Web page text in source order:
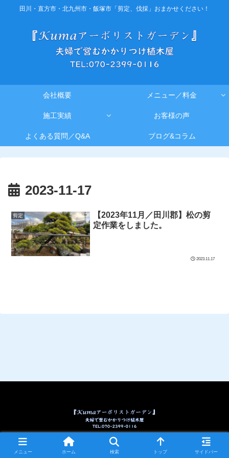
田川・直方市・北九州市・飯塚市「剪定、伐採」おまかせください！
会社概要 メニュー／料金
施工実績 お客様の声
よくある質問／Q&A ブログ&コラム
2023-11-17
剪定
【2023年11月／田川郡】松の剪
定作業をしました。
2023.11.17
© 2023 『kumaアーボリストガーデン』.
メニュー ホーム 検索 トップ サイドバー